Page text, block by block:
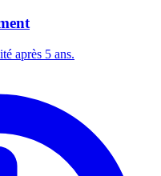
après 5 ans.